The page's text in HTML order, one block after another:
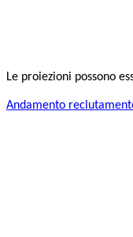
Le proiezioni possono
Andamento